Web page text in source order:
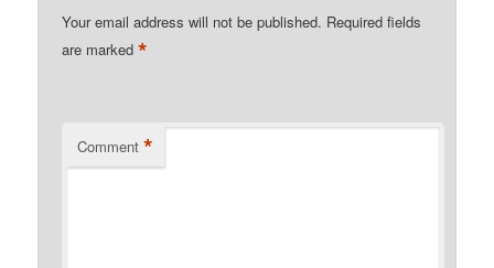
Your email address will not be published. Required fields
are marked*
Comment *